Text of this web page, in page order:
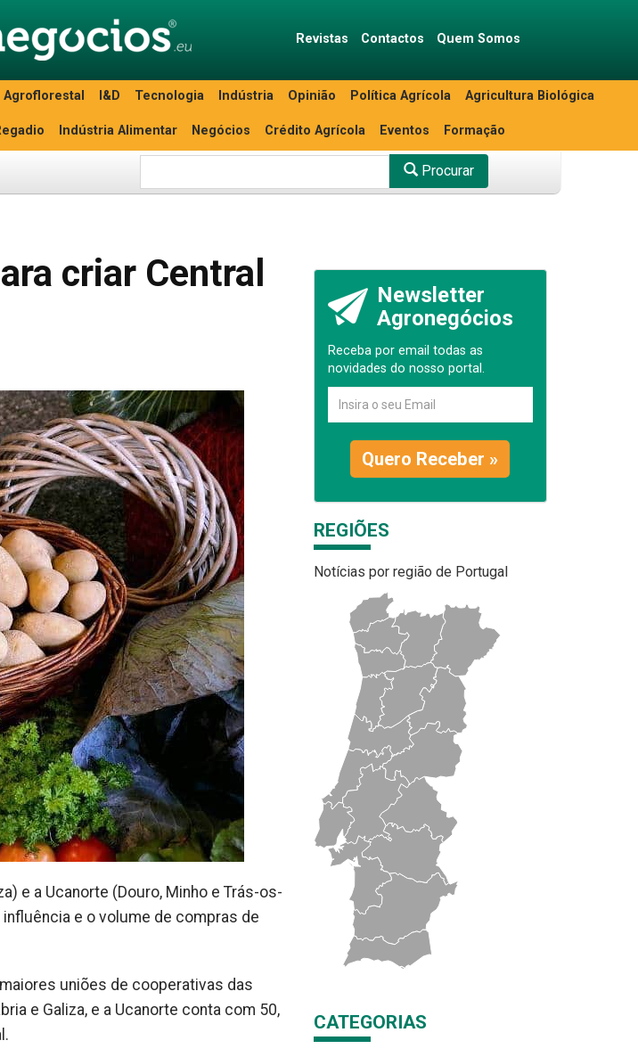
Revistas Contactos Quem Somos
Agroflorestal I&D Tecnologia Indústria Opinião Política Agrícola Agricultura Biológica
Indústria Alimentar Negócios Crédito Agrícola Eventos Formação
Procurar
criar Central
e a Ucanorte (Douro, Minho e Trás-os-
e o volume de compras de
uniões de cooperativas das
e Galiza, e a Ucanorte conta com 50,
Newsletter
Agronegócios
Receba por email todas as
novidades do nosso portal.
Quero Receber »
REGIÕES
Notícias por região de Portugal
CATEGORIAS